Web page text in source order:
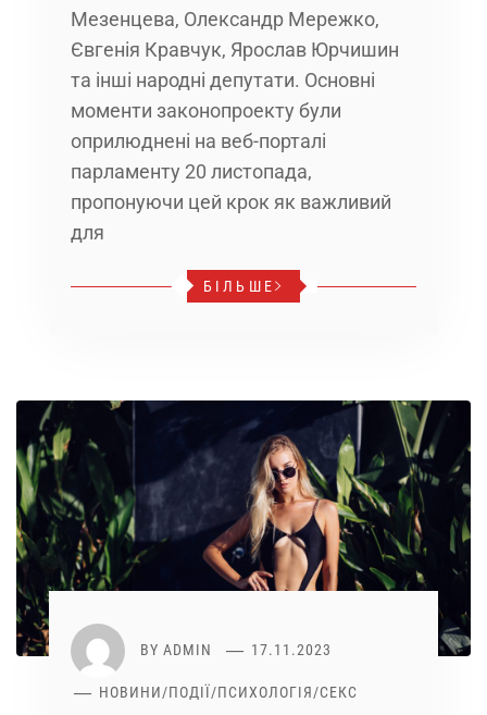
Мезенцева, Олександр Мережко,
Євгенія Кравчук, Ярослав Юрчишин
та інші народні депутати. Основні
моменти законопроекту були
оприлюднені на веб-порталі
парламенту 20 листопада,
пропонуючи цей крок як важливий
для
БІЛЬШЕ
BY ADMIN 17.11.2023
НОВИНИ/ПОДІЇ/ПСИХОЛОГІЯ/СЕКС